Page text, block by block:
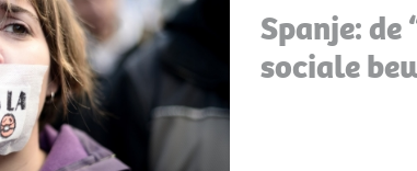
Spanje:
sociale